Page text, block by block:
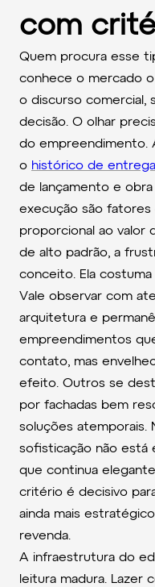
com
Quem procura esse
conhece o mercado
o discurso comercial,
decisão. O olhar
do empreendimento.
o histórico de
de lançamento e
execução são
proporcional ao valor
de alto padrão, a
conceito. Ela
Vale observar com
arquitetura e
empreendimentos
contato, mas
efeito. Outros se
por fachadas bem
soluções atemporais.
sofisticação não está
que continua
critério é decisivo
ainda mais
revenda.
A infraestrutura do
leitura madura. Lazer